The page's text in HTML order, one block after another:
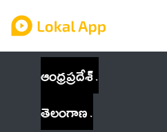
ఆంధ్రప్రదేశ్
తెలంగాణ